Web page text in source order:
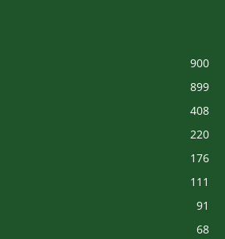
900
899
408
220
176
111
91
68